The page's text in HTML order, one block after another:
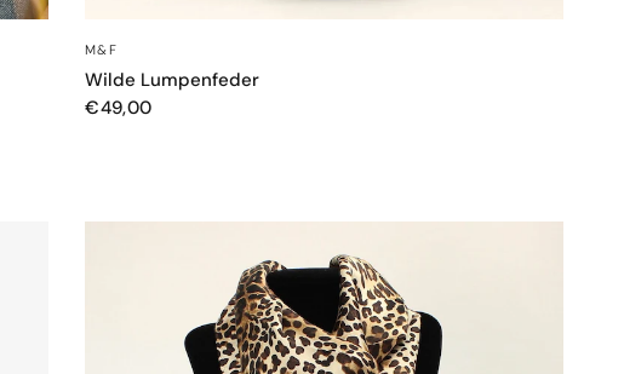
M&F
Wilde Lumpenfeder
€49,00